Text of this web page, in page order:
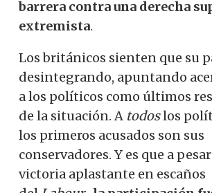
barrera contra una derecha
extremista.
Los británicos sienten que su
desintegrando, apuntando
a los políticos como últimos
de la situación. A todoslos
los primeros acusados ​​son sus
conservadores. Y es que a
victoria aplastante en escaños